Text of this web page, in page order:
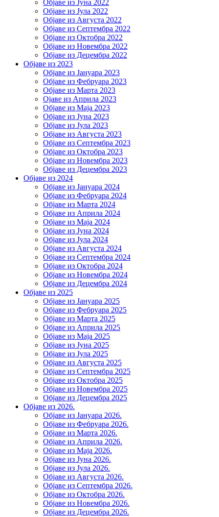
Објаве из Јуна 2022
Објаве из Јула 2022
Објаве из Августа 2022
Објаве из Септембра 2022
Објаве из Октобра 2022
Објаве из Новембра 2022
Објаве из Децембра 2022
Објаве из 2023
Објаве из Јануара 2023
Објаве из Фебруара 2023
Објаве из Марта 2023
Ојаве из Априла 2023
Објаве из Маја 2023
Објаве из Јуна 2023
Објаве из Јула 2023
Објаве из Августа 2023
Објаве из Септембра 2023
Објаве из Октобра 2023
Објаве из Новембра 2023
Објаве из Децембра 2023
Објаве из 2024
Објаве из Јануара 2024
Објаве из Фебруара 2024
Објаве из Марта 2024
Објаве из Априла 2024
Објаве из Маја 2024
Објаве из Јуна 2024
Објаве из Јула 2024
Објаве из Августа 2024
Објаве из Септембра 2024
Објаве из Октобра 2024
Објаве из Новембра 2024
Објаве из Децембра 2024
Објаве из 2025
Објаве из Јануара 2025
Објаве из Фебруара 2025
Објаве из Марта 2025
Објаве из Априла 2025
Објаве из Маја 2025
Објаве из Јуна 2025
Објаве из Јула 2025
Објаве из Августа 2025
Објаве из Септембра 2025
Објаве из Октобра 2025
Објаве из Новембра 2025
Објаве из Децембра 2025
Објаве из 2026.
Објаве из Јануара 2026.
Објаве из Фебруара 2026.
Објаве из Марта 2026.
Објаве из Априла 2026.
Објаве из Маја 2026.
Објаве из Јуна 2026.
Објаве из Јула 2026.
Објаве из Августа 2026.
Објаве из Септембра 2026.
Објаве из Октобра 2026.
Објаве из Новембра 2026.
Објаве из Децембра 2026.